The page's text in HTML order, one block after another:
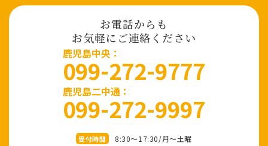
お電話からも
お気軽にご連絡ください
⿅児島中央：
099-272-9777
鹿児島二中通：
099-272-9997
受付時間
8:30～17:30/⽉〜⼟曜